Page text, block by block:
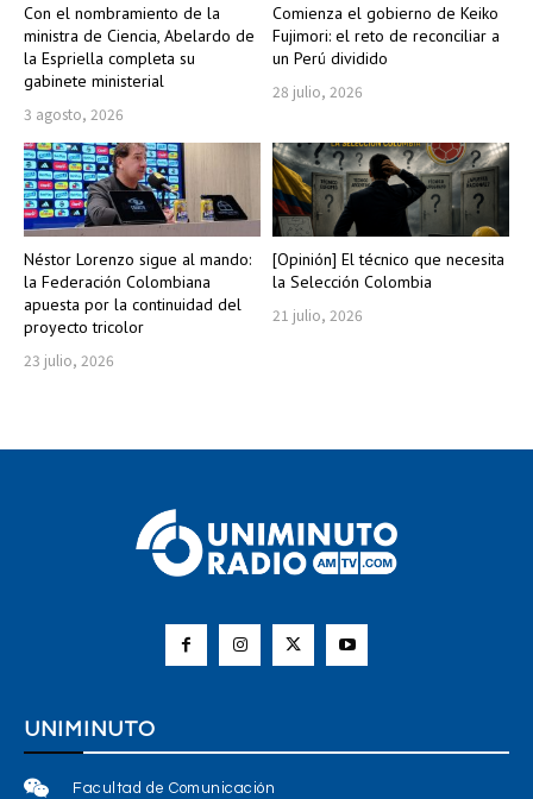
Con el nombramiento de la
ministra de Ciencia, Abelardo de
la Espriella completa su
gabinete ministerial
3 agosto, 2026
Comienza el gobierno de Keiko
Fujimori: el reto de reconciliar a
un Perú dividido
28 julio, 2026
Néstor Lorenzo sigue al mando:
la Federación Colombiana
apuesta por la continuidad del
proyecto tricolor
23 julio, 2026
[Opinión] El técnico que necesita
la Selección Colombia
21 julio, 2026
UNIMINUTO
Facultad de Comunicación